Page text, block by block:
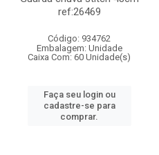
ref:26469
Código: 934762
Embalagem: Unidade
Caixa Com: 60 Unidade(s)
Faça seu login ou
cadastre-se para
comprar.